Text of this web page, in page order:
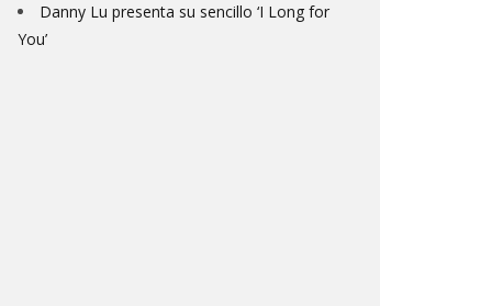
Danny Lu presenta su sencillo ‘I Long for
You’